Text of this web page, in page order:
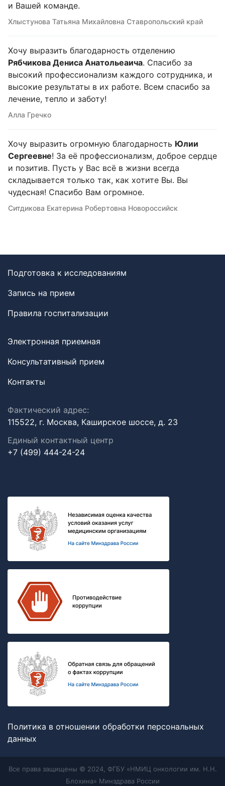
и Вашей команде.
Хлыстунова Татьяна Михайловна Ставропольский край
Хочу выразить благодарность отделению
Рябчикова Дениса Анатольеаича. Спасибо за
высокий профессионализм каждого сотрудника, и
высокие результаты в их работе. Всем спасибо за
лечение, тепло и заботу!
Алла Гречко
Хочу выразить огромную благодарность Юлии
Сергеевне! За её профессионализм, доброе сердце
и позитив. Пусть у Вас всё в жизни всегда
складывается только так, как хотите Вы. Вы
чудесная! Спасибо Вам огромное.
Ситдикова Екатерина Робертовна Новороссийск
Подготовка к исследованиям
Запись на прием
Правила госпитализации
Электронная приемная
Консультативный прием
Контакты
Фактический адрес:
115522, г. Москва, Каширское шоссе, д. 23
Единый контактный центр
+7 (499) 444-24-24
Политика в отношении обработки персональных
данных
Все права защищены © 2024, ФГБУ «НМИЦ онкологии им. Н.Н.
Блохина» Минздрава России